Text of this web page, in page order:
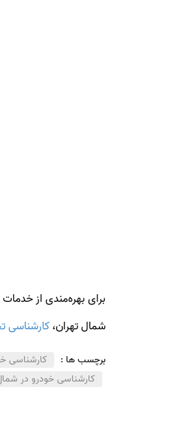
برای بهره‌مندی از
شمال تهران،
برچسب ها : کارشناسی
کارشناسی خودرو در